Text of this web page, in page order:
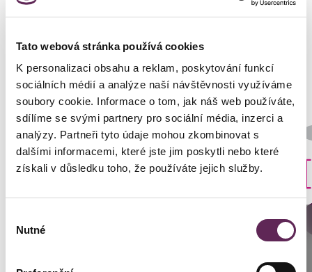
Tato webová stránka používá cookies
K personalizaci obsahu a reklam, poskytování funkcí
sociálních médií a analýze naší návštěvnosti využíváme
soubory cookie. Informace o tom, jak náš web používáte,
sdílíme se svými partnery pro sociální média, inzerci a
analýzy. Partneři tyto údaje mohou zkombinovat s
dalšími informacemi, které jste jim poskytli nebo které
získali v důsledku toho, že používáte jejich služby.
souhlasu
Nutné
Der behandelnde Arzt
MUDr. Petros Christodoulou
Art der Implantate